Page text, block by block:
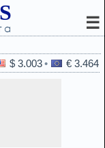
☰
$ 3.003 € 3.464